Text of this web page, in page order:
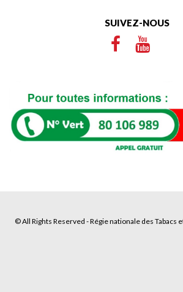
SUIVEZ-NOUS
© All Rights Reserved - Régie nationale des Tabacs